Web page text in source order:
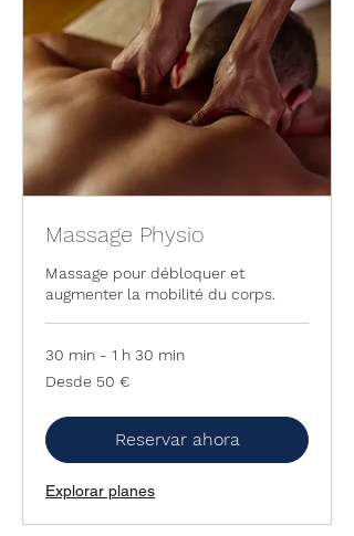
Massage Physio
Massage pour débloquer et
augmenter la mobilité du corps.
30 min - 1 h 30 min
50
Desde 50 €
Reservar ahora
Explorar planes